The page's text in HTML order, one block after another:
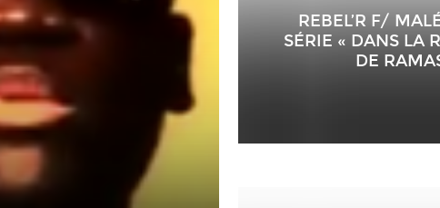
REBEL’R F/
SÉRIE « DANS LA
DE